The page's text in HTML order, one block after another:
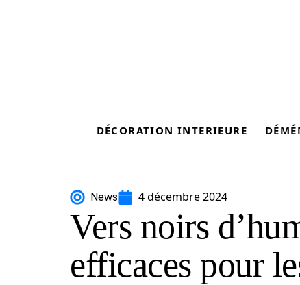
DÉCORATION INTERIEURE
News 4 décembre 2024
Vers noirs
efficaces pour